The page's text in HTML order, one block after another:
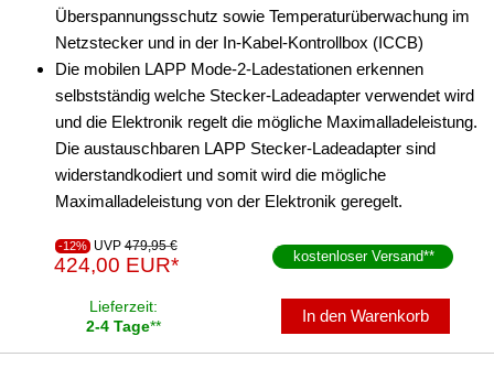
Überspannungsschutz sowie Temperaturüberwachung im
Netzstecker und in der In-Kabel-Kontrollbox (ICCB)
Die mobilen LAPP Mode-2-Ladestationen erkennen
selbstständig welche Stecker-Ladeadapter verwendet wird
und die Elektronik regelt die mögliche Maximalladeleistung.
Die austauschbaren LAPP Stecker-Ladeadapter sind
widerstandkodiert und somit wird die mögliche
Maximalladeleistung von der Elektronik geregelt.
-12% UVP 479,95 €
424,00 EUR* kostenloser Versand**
Lieferzeit:
2-4 Tage**
In den Warenkorb